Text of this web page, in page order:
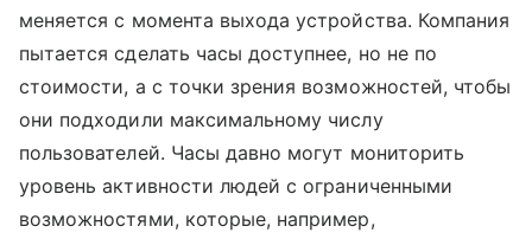
меняется с момента выхода устройства. Компания
пытается сделать часы доступнее, но не по
стоимости, а с точки зрения возможностей, чтобы
они подходили максимальному числу
пользователей. Часы давно могут мониторить
уровень активности людей с ограниченными
возможностями, которые, например,